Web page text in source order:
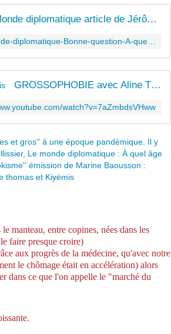
''À quel âge devient-on vieux...? ''Lien le Monde diplomatique article de Jérôme Pellissier - Bonne question ! - Le blog de claire
GROSSOPHOBIE avec Aline Thomas et Kiyémis
watch?v=7aZmbdsVHww
manteau, entre copines, nées dans les
faire presque croire)
aux progrès de la médecine, qu'avec notre
le chômage était en accélération) alors
dans ce que l'on appelle le "marché du